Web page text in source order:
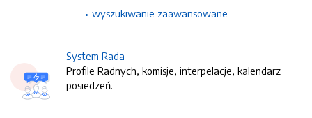
wyszukiwanie zaawansowane
System Rada
Profile Radnych, komisje, interpelacje, kalendarz
posiedzeń.